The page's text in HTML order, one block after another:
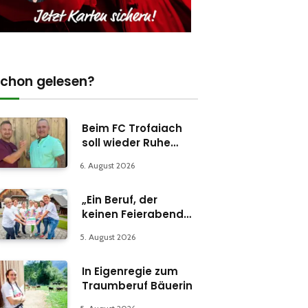
gelesen?
Beim FC Trofaiach
soll wieder Ruhe
6. August 2026
„Ein Beruf, der
keinen Feierabend
5. August 2026
In Eigenregie zum
Traumberuf Bäuerin